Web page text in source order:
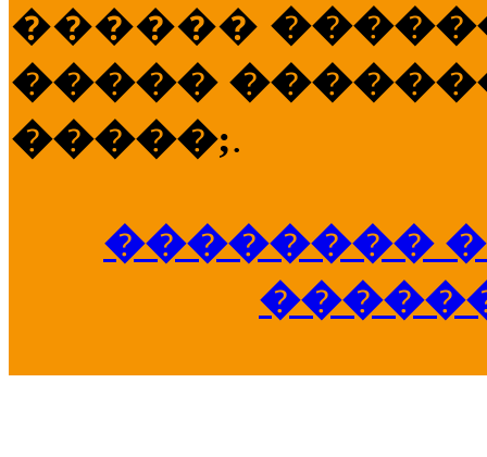
������
�����
�����;.
��������